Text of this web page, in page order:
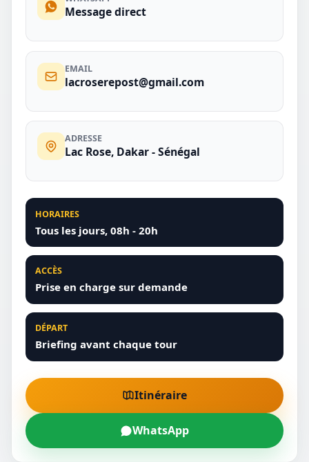
Message direct
EMAIL
lacroserepost@gmail.com
ADRESSE
Lac Rose, Dakar - Sénégal
HORAIRES
Tous les jours, 08h - 20h
ACCÈS
Prise en charge sur demande
DÉPART
Briefing avant chaque tour
Itinéraire
WhatsApp